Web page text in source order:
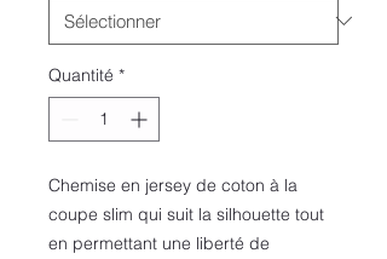
Quantité *
Chemise en jersey de coton à la
coupe slim qui suit la silhouette tout
en permettant une liberté de